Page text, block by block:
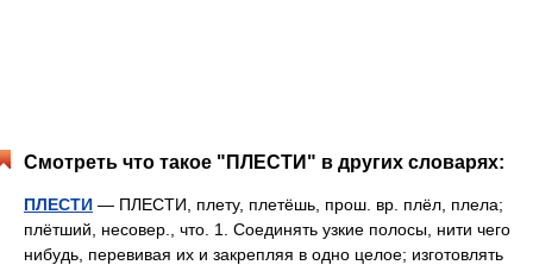
Смотреть что такое "ПЛЕСТИ" в других словарях:
ПЛЕСТИ — ПЛЕСТИ, плету, плетёшь, прош. вр. плёл, плела;
плётший, несовер., что. 1. Соединять узкие полосы, нити чего
нибудь, перевивая их и закрепляя в одно целое; изготовлять